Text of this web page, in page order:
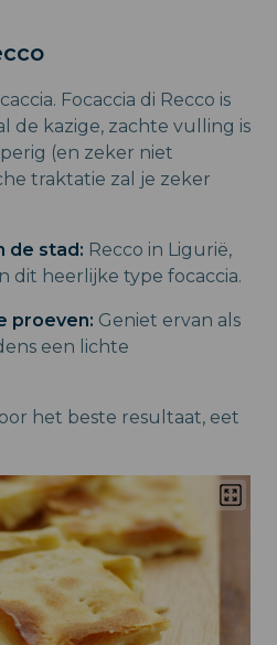
Focaccia di Recco is
de kazige, zachte vulling is
(en zeker niet
traktatie zal je zeker
de stad: Recco in Ligurië,
dit heerlijke type focaccia.
proeven: Geniet ervan als
een lichte
het beste resultaat, eet